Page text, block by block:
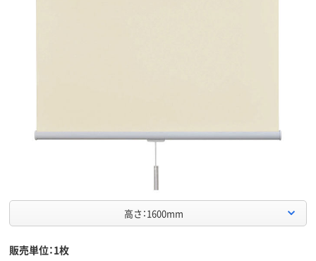
高さ：1600mm
販売単位：1枚